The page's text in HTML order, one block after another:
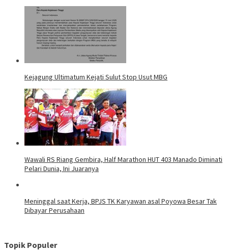
Kejagung Ultimatum Kejati Sulut Stop Usut MBG
Wawali RS Riang Gembira, Half Marathon HUT 403 Manado Diminati
Pelari Dunia, Ini Juaranya
Meninggal saat Kerja, BPJS TK Karyawan asal Poyowa Besar Tak
Dibayar Perusahaan
Topik Populer